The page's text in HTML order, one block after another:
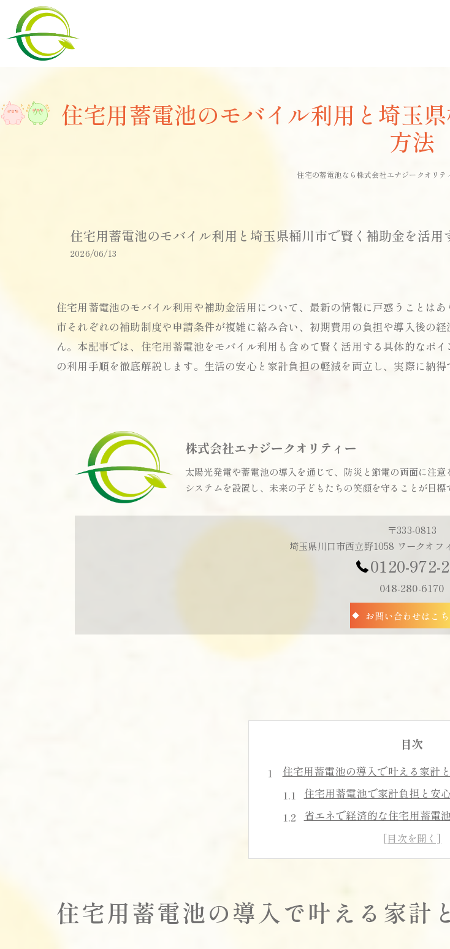
住宅用蓄電池のモバイル利用と埼玉
方法
住宅の蓄電池なら株式会社エナジークオリテ
住宅用蓄電池のモバイル利用と埼玉県桶川市で賢く補助金を活用
2026/06/13
住宅用蓄電池のモバイル利用や補助金活用について、最新の情報に戸惑うことは
市それぞれの補助制度や申請条件が複雑に絡み合い、初期費用の負担や導入後の
ん。本記事では、住宅用蓄電池をモバイル利用も含めて賢く活用する具体的なポ
の利用手順を徹底解説します。生活の安心と家計負担の軽減を両立し、実際に納
株式会社エナジークオリティー
太陽光発電や蓄電池の導入を通じて、防災と節電の両面に注
システムを設置し、未来の子どもたちの笑顔を守ることが目標
〒333-0813
埼玉県川口市西立野1058 ワークオフ
0120-972-
048-280-6170
お問い合わせはこち
目次
住宅用蓄電池の導入で叶える家計
住宅用蓄電池で家計負担と安
省エネで経済的な住宅用蓄電
住宅用蓄電池が災害時も安心
住宅用蓄電池と桶川市リフォ
桶川市で賢く活用したい蓄電池補
住宅用蓄電池補助金の最新情
住宅用蓄電池の導入で叶える家計